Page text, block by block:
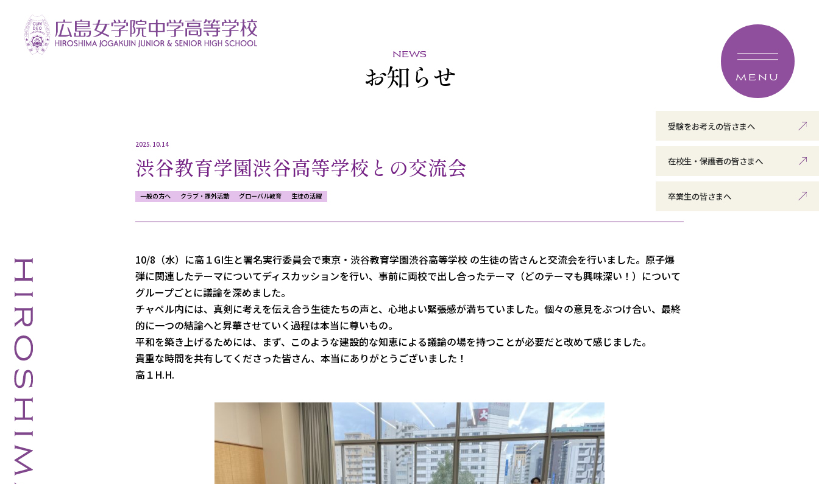
MENU
受験をお考えの皆さまへ
在校生・保護者の皆さまへ
卒業生の皆さまへ
news
お知らせ
2025.10.14
渋谷教育学園渋谷高等学校との交流会
一般の方へ クラブ・課外活動 グローバル教育 生徒の活躍
10/8（水）に高１GI生と署名実行委員会で東京・ 渋谷教育学園渋谷高等学校 の生徒の皆さんと交流会を行いました。 原子爆
弾に関連したテーマについてディスカッションを行い、 事前に両校で出し合ったテーマ（どのテーマも興味深い！） について
グループごとに議論を深めました。
チャペル内には、真剣に考えを伝え合う生徒たちの声と、 心地よい緊張感が満ちていました。個々の意見をぶつけ合い、 最終
的に一つの結論へと昇華させていく過程は本当に尊いもの。
平和を築き上げるためには、まず、 このような建設的な知恵による議論の場を持つことが必要だと改めて感じました。
貴重な時間を共有してくださった皆さん、 本当にありがとうございました！️
高１H.H.